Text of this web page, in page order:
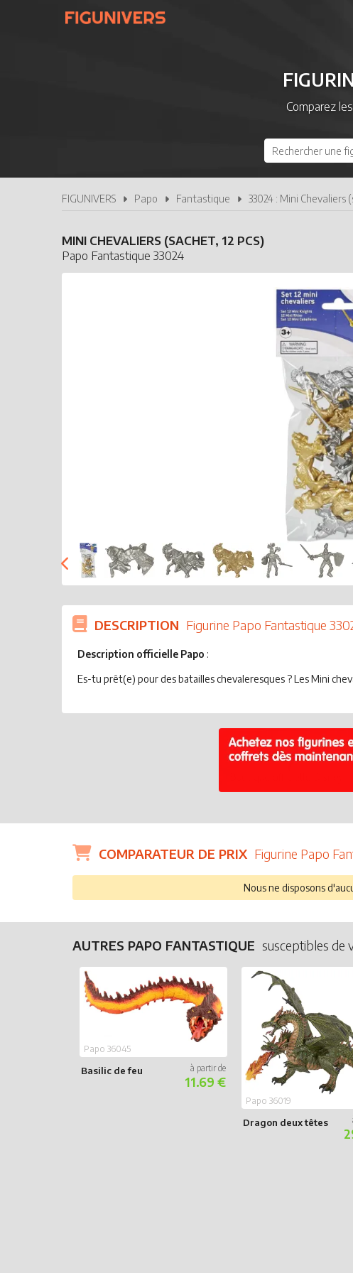
Comparez
FIGUNIVERS Papo Fantastique 33024 : Mini Chevaliers
MINI CHEVALIERS (SACHET, 12 PCS)
Papo Fantastique 33024
DESCRIPTION Figurine Papo Fantastique
Description officielle Papo :
Es-tu prêt(e) pour des batailles chevaleresques ? Les Mini
COMPARATEUR DE PRIX Figurine Papo
Nous ne disposons
AUTRES PAPO FANTASTIQUE susceptibles de
Basilic de feu
Papo 36045
11.69 €
Dragon deux têtes
Papo 36019